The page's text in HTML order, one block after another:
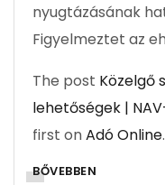
nyugtázásának
Figyelmeztet az
The post Közelgő
lehetőségek |
first onAdó Online.
BŐVEBBEN